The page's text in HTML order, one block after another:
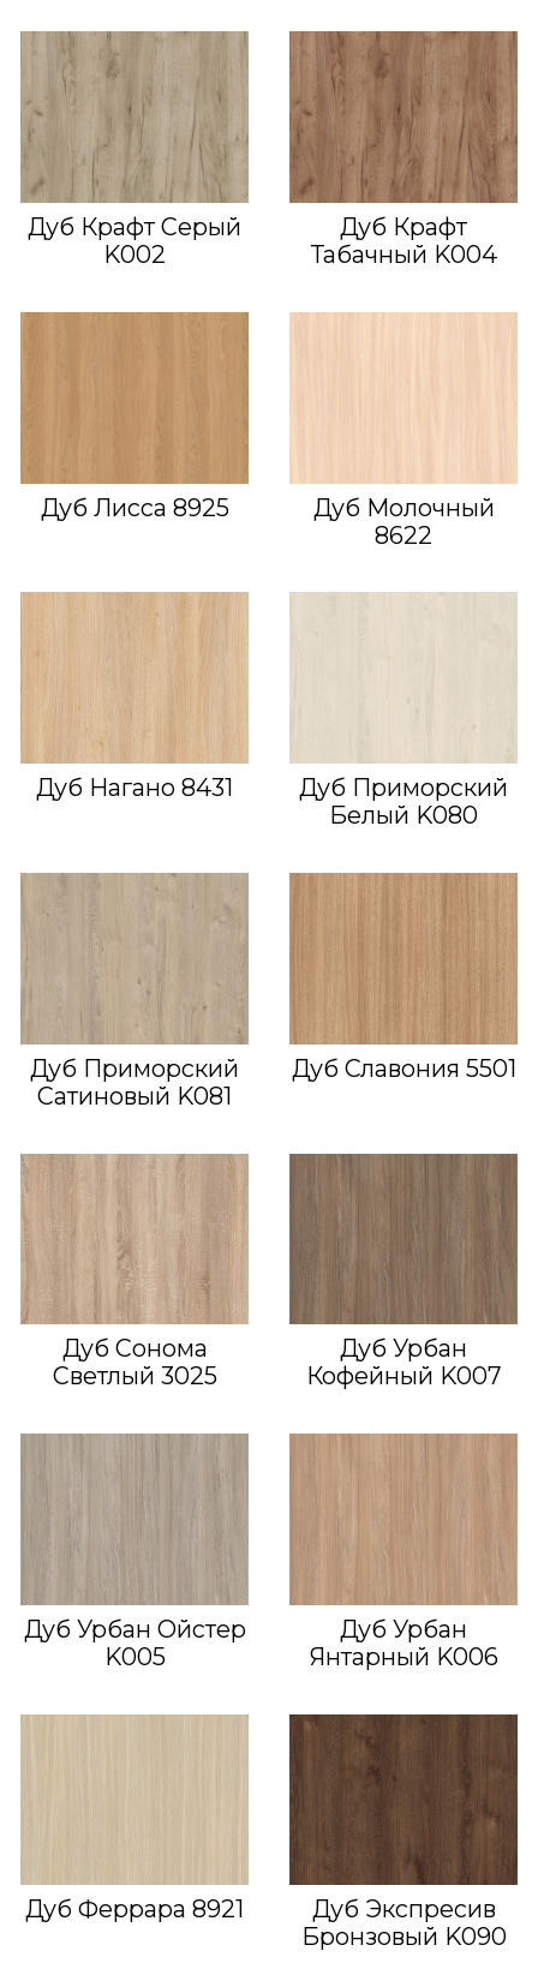
Дуб Крафт Серый
K002
Дуб Крафт
Табачный K004
Дуб Лисса 8925
Дуб Молочный
8622
Дуб Нагано 8431
Дуб Приморский
Белый K080
Дуб Приморский
Сатиновый K081
Дуб Славония 5501
Дуб Сонома
Светлый 3025
Дуб Урбан
Кофейный K007
Дуб Урбан Ойстер
K005
Дуб Урбан
Янтарный K006
Дуб Феррара 8921
Дуб Экспресив
Бронзовый K090